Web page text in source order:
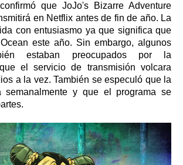
que JoJo's Bizarre Adventure
en Netflix antes de fin de año. La
con entusiasmo ya que significa que
este año. Sin embargo, algunos
estaban preocupados por la
el servicio de transmisión volcara
a la vez. También se especuló que la
semanalmente y que el programa se